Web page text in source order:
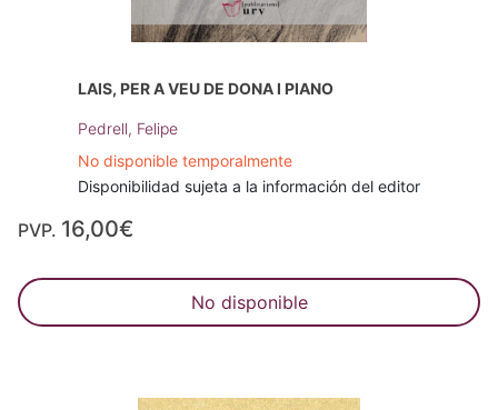
LAIS, PER A VEU DE DONA I PIANO
Pedrell, Felipe
No disponible temporalmente
Disponibilidad sujeta a la información del editor
PVP. 16,00€
No disponible